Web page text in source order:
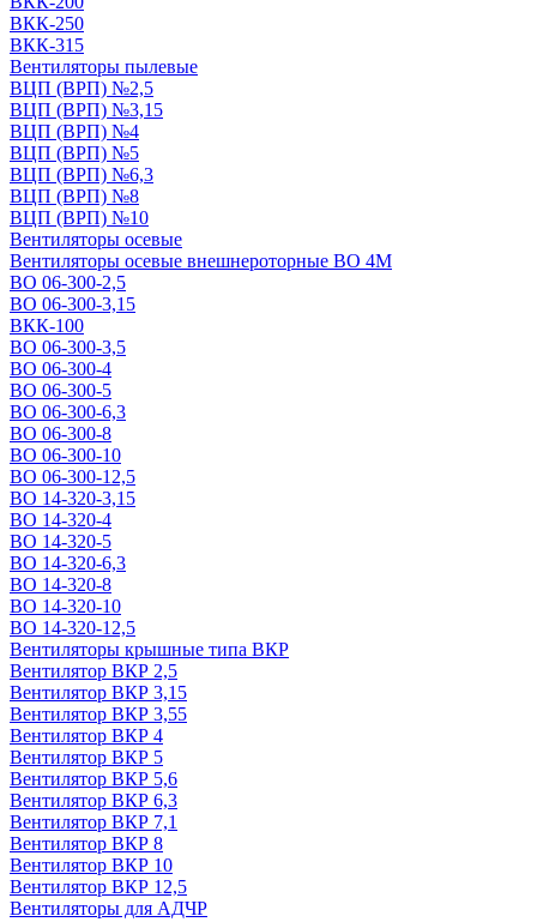
ВКК-250
ВКК-315
Вентиляторы пылевые
ВЦП (ВРП) №2,5
ВЦП (ВРП) №3,15
ВЦП (ВРП) №4
ВЦП (ВРП) №5
ВЦП (ВРП) №6,3
ВЦП (ВРП) №8
ВЦП (ВРП) №10
Вентиляторы осевые
Вентиляторы осевые внешнероторные ВО 4М
ВО 06-300-2,5
ВО 06-300-3,15
ВКК-100
ВО 06-300-3,5
ВО 06-300-4
ВО 06-300-5
ВО 06-300-6,3
ВО 06-300-8
ВО 06-300-10
ВО 06-300-12,5
ВО 14-320-3,15
ВО 14-320-4
ВО 14-320-5
ВО 14-320-6,3
ВО 14-320-8
ВО 14-320-10
ВО 14-320-12,5
Вентиляторы крышные типа ВКР
Вентилятор ВКР 2,5
Вентилятор ВКР 3,15
Вентилятор ВКР 3,55
Вентилятор ВКР 4
Вентилятор ВКР 5
Вентилятор ВКР 5,6
Вентилятор ВКР 6,3
Вентилятор ВКР 7,1
Вентилятор ВКР 8
Вентилятор ВКР 10
Вентилятор ВКР 12,5
Вентиляторы для АДЧР